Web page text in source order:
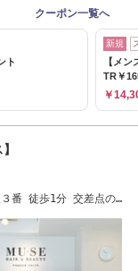
クーポン一覧へ
ト
新規
【メ
TR￥
￥
番 徒歩1分 交差点の